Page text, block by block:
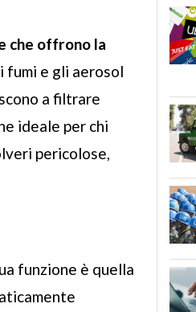
che offrono la
fumi e gli aerosol
a filtrare
ideale per chi
pericolose,
funzione è quella